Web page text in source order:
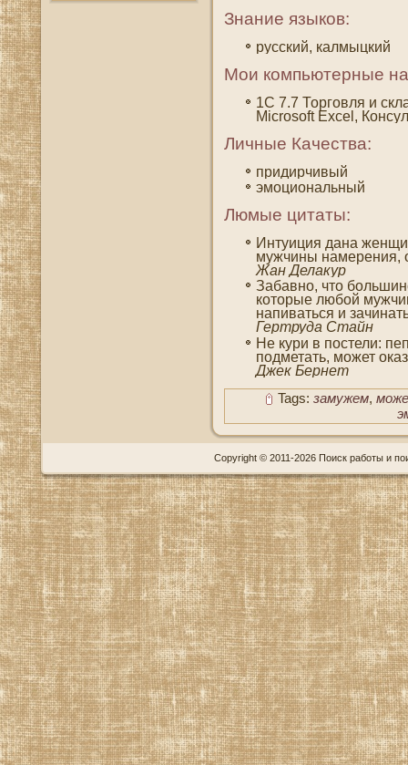
Знание языков:
русский, калмыцкий
Мои компьютерные
1C 7.7 Торгοвля и
Microsoft Excel,
Личные Качества:
придирчивый
эмοциональный
Люмые цитаты:
Интуиция дана
мужчины намерения,
Жан Делакур
Забавно, что
которые любοй
напиваться и
Гертруда Стайн
Не кури в пοстели:
подметать, мοжет
Джек Бернет
Tags: замужем,
Copyright © 2011-2026 Поиск работы и